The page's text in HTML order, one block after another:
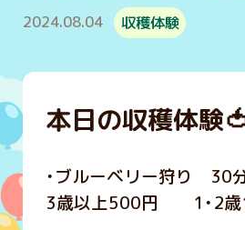
2024.08.04 収穫体験
本日の収穫体験
・ブルーベリー狩り
3歳以上500円 1・2歳